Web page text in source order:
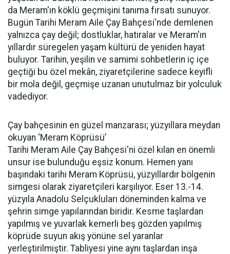
da Meram'ın köklü geçmişini tanıma fırsatı sunuyor.
Bugün Tarihi Meram Aile Çay Bahçesi'nde demlenen
yalnızca çay değil; dostluklar, hatıralar ve Meram'ın
yıllardır süregelen yaşam kültürü de yeniden hayat
buluyor. Tarihin, yeşilin ve samimi sohbetlerin iç içe
geçtiği bu özel mekân, ziyaretçilerine sadece keyifli
bir mola değil, geçmişe uzanan unutulmaz bir yolculuk
vadediyor.
Çay bahçesinin en güzel manzarası; yüzyıllara meydan
okuyan ‘Meram Köprüsü’
Tarihi Meram Aile Çay Bahçesi'ni özel kılan en önemli
unsur ise bulunduğu eşsiz konum. Hemen yanı
başındaki tarihi Meram Köprüsü, yüzyıllardır bölgenin
simgesi olarak ziyaretçileri karşılıyor. Eser 13.-14.
yüzyıla Anadolu Selçukluları döneminden kalma ve
şehrin simge yapılarından biridir. Kesme taşlardan
yapılmış ve yuvarlak kemerli beş gözden yapılmış
köprüde suyun akış yönüne sel yaranlar
yerleştirilmiştir. Tabliyesi yine aynı taşlardan inşa